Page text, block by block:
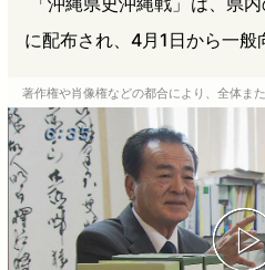
に配布され、4月1日から一般
著作権や肖像権などの都合により、全体ま